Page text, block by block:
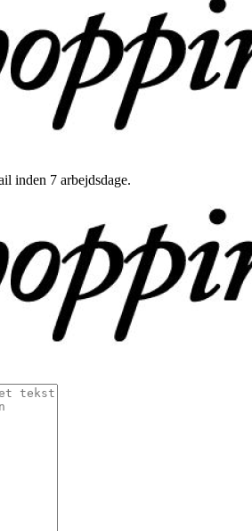
inden 7 arbejdsdage.